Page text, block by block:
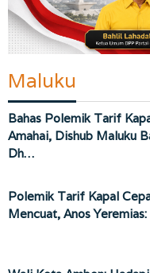
Maluku
Bahas Polemik Tarif
Amahai, Dishub Maluku
Dh…
Polemik Tarif Kapal
Mencuat, Anos